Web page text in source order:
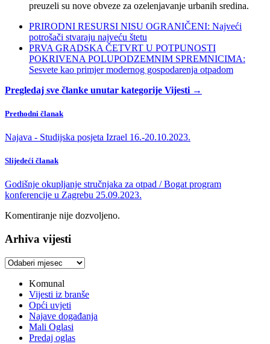
preuzeli su nove obveze za ozelenjavanje urbanih sredina.
PRIRODNI RESURSI NISU OGRANIČENI: Najveći
potrošači stvaraju najveću štetu
PRVA GRADSKA ČETVRT U POTPUNOSTI
POKRIVENA POLUPODZEMNIM SPREMNICIMA:
Sesvete kao primjer modernog gospodarenja otpadom
Pregledaj sve članke unutar kategorije Vijesti →
Prethodni članak
Najava - Studijska posjeta Izrael 16.-20.10.2023.
Slijedeći članak
Godišnje okupljanje stručnjaka za otpad / Bogat program
konferencije u Zagrebu 25.09.2023.
Komentiranje nije dozvoljeno.
Arhiva vijesti
Arhiva
Komunal
Vijesti iz branše
Opći uvjeti
Najave događanja
Mali Oglasi
Predaj oglas